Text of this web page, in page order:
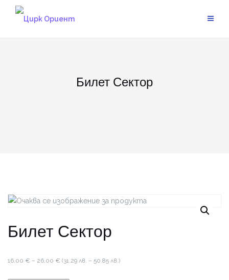
Билет Сектор
Билет Сектор
16,00 € – 26,00 € Price
(31.29 лв. – 50.85 лв.)